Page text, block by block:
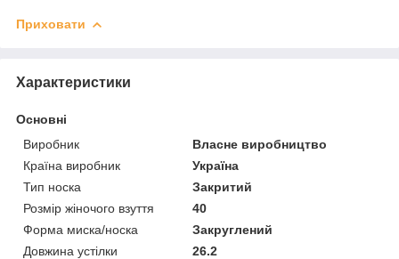
Приховати
Характеристики
Основні
Виробник
Власне виробництво
Країна виробник
Україна
Тип носка
Закритий
Розмір жіночого взуття
40
Форма миска/носка
Закруглений
Довжина устілки
26.2